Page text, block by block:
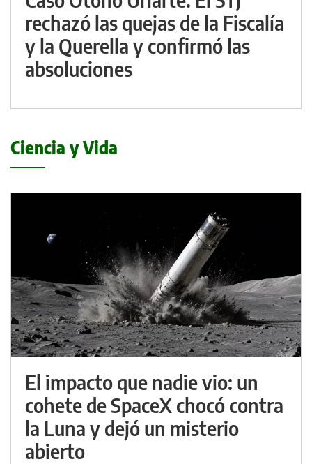
rechazó las quejas de la Fiscalía
y la Querella y confirmó las
absoluciones
Ciencia y Vida
El impacto que nadie vio: un
cohete de SpaceX chocó contra
la Luna y dejó un misterio
abierto